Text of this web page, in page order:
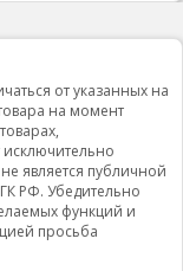
от указанных на
на момент
исключительно
является публичной
ГК РФ. Убедительно
функций и
просьба